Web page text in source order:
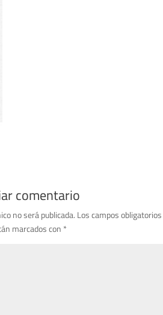
comentario
no será publicada. Los campos obligatorios
marcados con *